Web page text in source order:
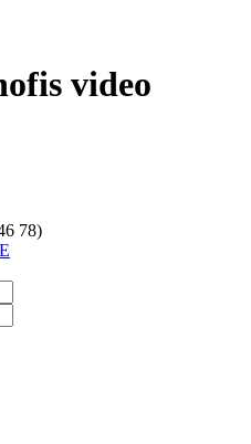
video
78)